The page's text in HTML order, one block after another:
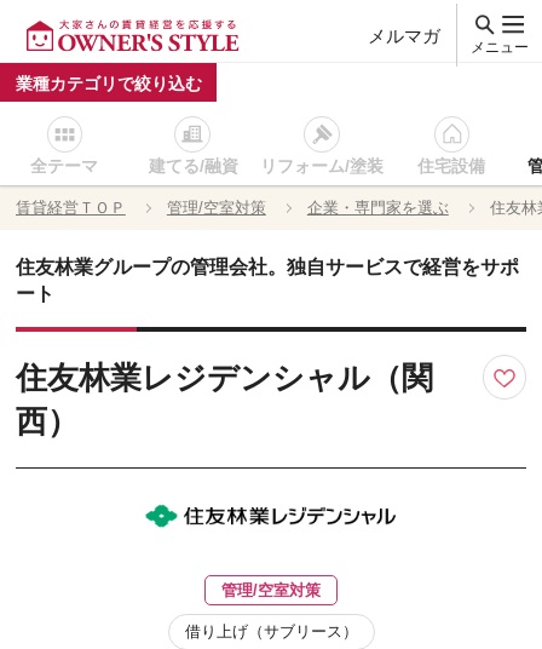
メルマガ
メニュー
業種カテゴリで絞り込む
全テーマ 建てる/融資 リフォーム/塗装 住宅設備
賃貸経営ＴＯＰ 管理/空室対策 企業・専門家を選ぶ 住友林
住友林業グループの管理会社。独自サービスで経営をサポ
ート
住友林業レジデンシャル（関
西）
管理/空室対策
借り上げ（サブリース）